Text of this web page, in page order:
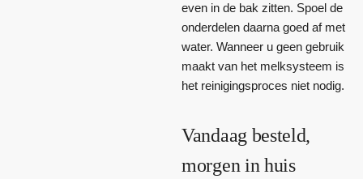
even in de bak zitten. Spoel de
onderdelen daarna goed af met
water. Wanneer u geen gebruik
maakt van het melksysteem is
het reinigingsproces niet nodig.
Vandaag besteld,
morgen in huis